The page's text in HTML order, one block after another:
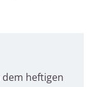
heftigen